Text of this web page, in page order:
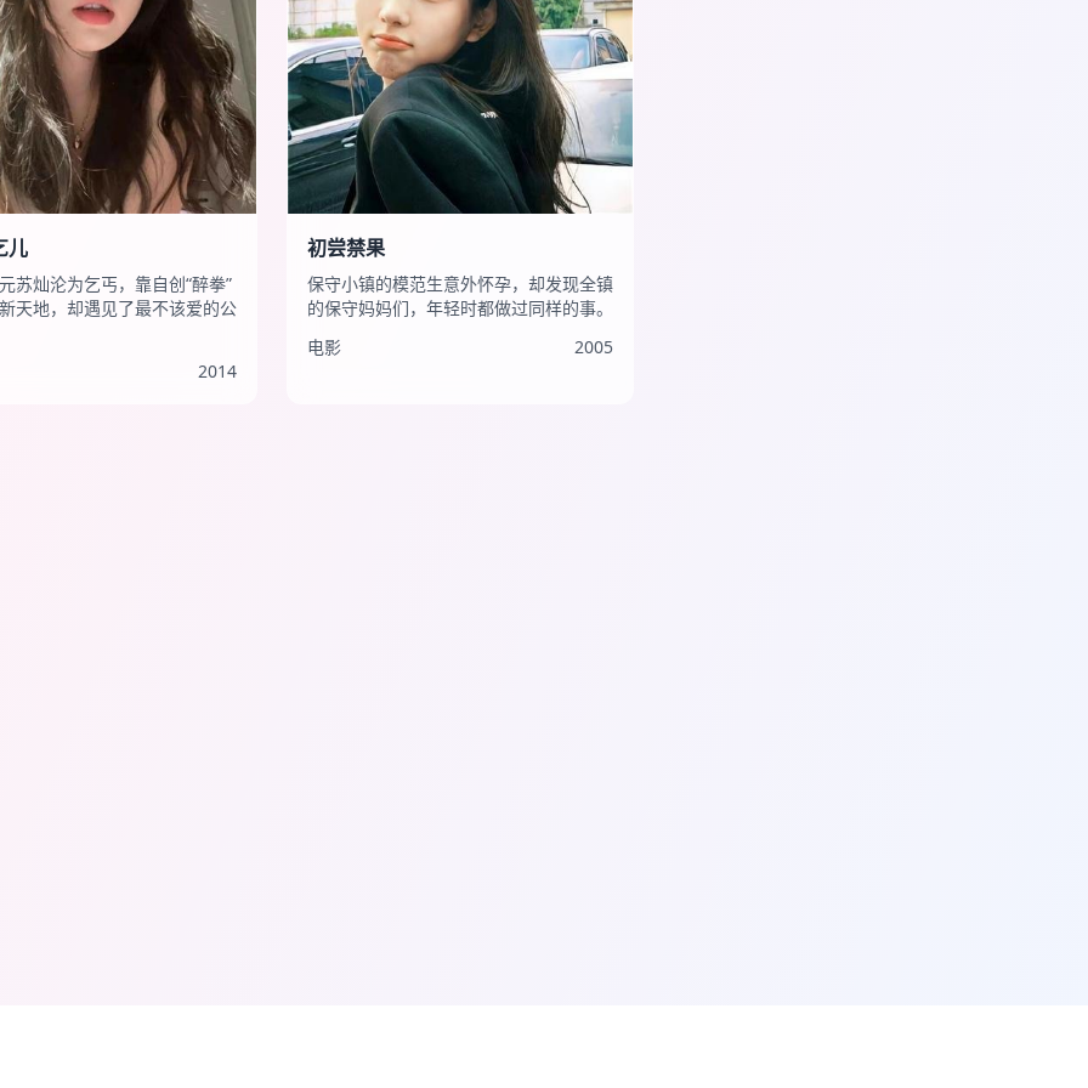
儿
苏灿沦为乞丐，靠自创“醉拳”
天地，却遇见了最不该爱的公
2014
初尝禁果
保守小镇的模范生意外怀孕，却发现全镇
的保守妈妈们，年轻时都做过同样的事。
电影
2005